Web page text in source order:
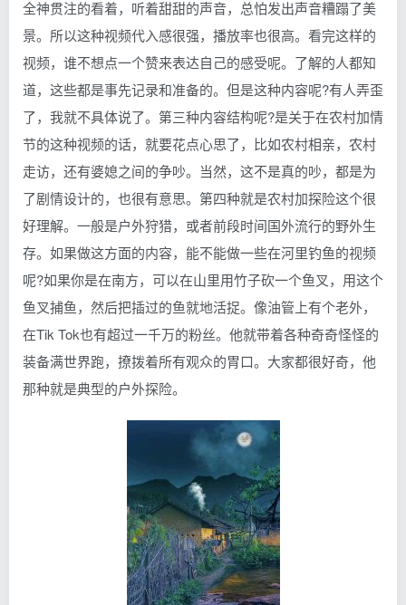
全神贯注的看着，听着甜甜的声音，总怕发出声音糟蹋了美
景。所以这种视频代入感很强，播放率也很高。看完这样的
视频，谁不想点一个赞来表达自己的感受呢。了解的人都知
道，这些都是事先记录和准备的。但是这种内容呢?有人弄歪
了，我就不具体说了。第三种内容结构呢?是关于在农村加情
节的这种视频的话，就要花点心思了，比如农村相亲，农村
走访，还有婆媳之间的争吵。当然，这不是真的吵，都是为
了剧情设计的，也很有意思。第四种就是农村加探险这个很
好理解。一般是户外狩猎，或者前段时间国外流行的野外生
存。如果做这方面的内容，能不能做一些在河里钓鱼的视频
呢?如果你是在南方，可以在山里用竹子砍一个鱼叉，用这个
鱼叉捕鱼，然后把插过的鱼就地活捉。像油管上有个老外，
在Tik Tok也有超过一千万的粉丝。他就带着各种奇奇怪怪的
装备满世界跑，撩拨着所有观众的胃口。大家都很好奇，他
那种就是典型的户外探险。